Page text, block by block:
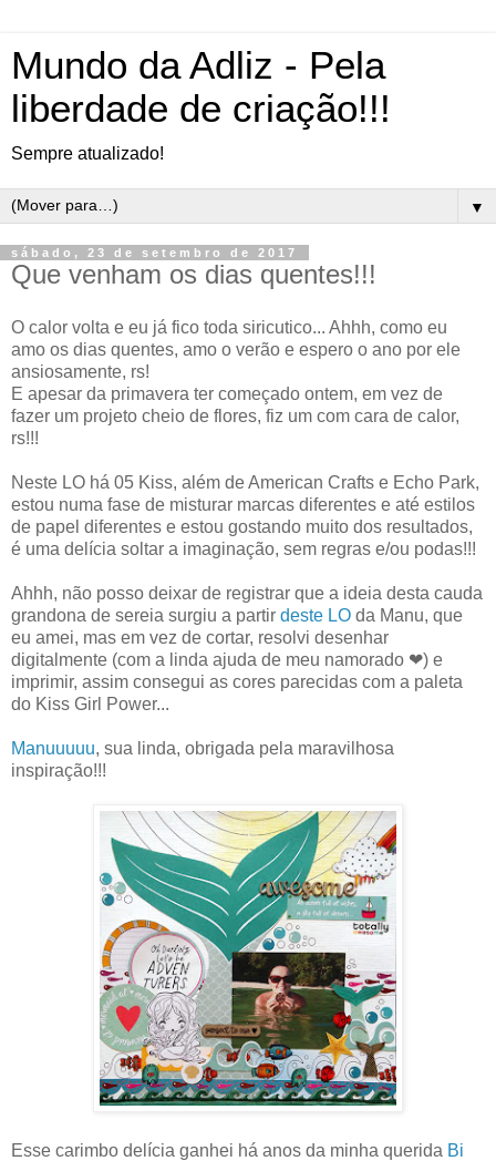
Mundo da Adliz - Pela
liberdade de criação!!!
Sempre atualizado!
▼
sábado, 23 de setembro de 2017
Que venham os dias quentes!!!
O calor volta e eu já fico toda siricutico... Ahhh, como eu
amo os dias quentes, amo o verão e espero o ano por ele
ansiosamente, rs!
E apesar da primavera ter começado ontem, em vez de
fazer um projeto cheio de flores, fiz um com cara de calor,
rs!!!
Neste LO há 05 Kiss, além de American Crafts e Echo Park,
estou numa fase de misturar marcas diferentes e até estilos
de papel diferentes e estou gostando muito dos resultados,
é uma delícia soltar a imaginação, sem regras e/ou podas!!!
Ahhh, não posso deixar de registrar que a ideia desta cauda
grandona de sereia surgiu a partir deste LO da Manu, que
eu amei, mas em vez de cortar, resolvi desenhar
digitalmente (com a linda ajuda de meu namorado ❤) e
imprimir, assim consegui as cores parecidas com a paleta
do Kiss Girl Power...
Manuuuuu, sua linda, obrigada pela maravilhosa
inspiração!!!
Esse carimbo delícia ganhei há anos da minha querida Bi